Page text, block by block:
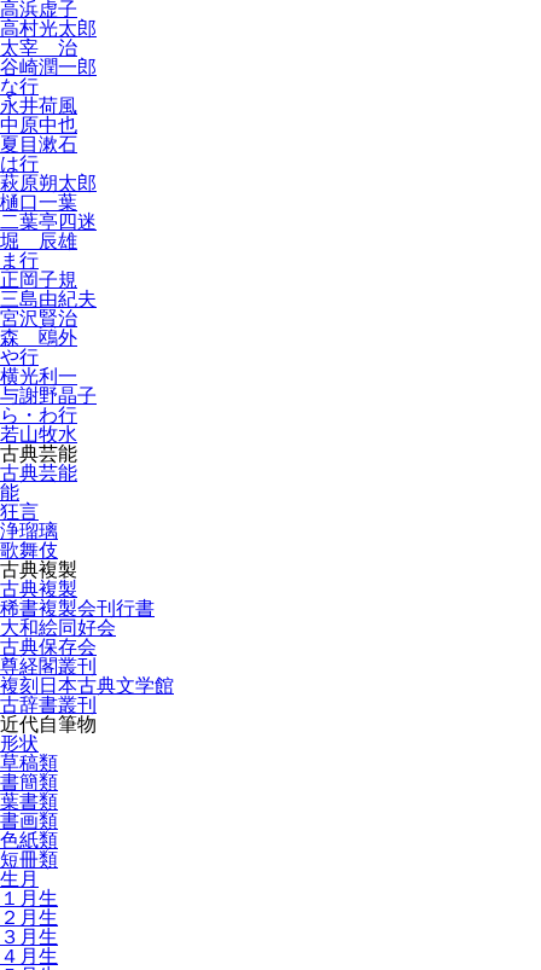
高浜虚子
高村光太郎
太宰 治
谷崎潤一郎
な行
永井荷風
中原中也
夏目漱石
は行
萩原朔太郎
樋口一葉
二葉亭四迷
堀 辰雄
ま行
正岡子規
三島由紀夫
宮沢賢治
森 鴎外
や行
横光利一
与謝野晶子
ら・わ行
若山牧水
古典芸能
古典芸能
能
狂言
浄瑠璃
歌舞伎
古典複製
古典複製
稀書複製会刊行書
大和絵同好会
古典保存会
尊経閣叢刊
複刻日本古典文学館
古辞書叢刊
近代自筆物
形状
草稿類
書簡類
葉書類
書画類
色紙類
短冊類
生月
１月生
２月生
３月生
４月生